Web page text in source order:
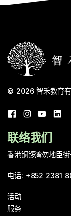
© 2026 智禾教育
联络我们
香港铜锣湾勿地臣
电话: +852 2381
活动
服务